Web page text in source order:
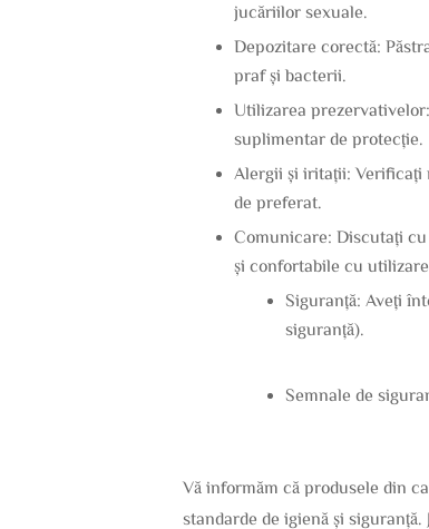
jucăriilor sexuale.
Depozitare corectă:
praf și bacterii.
Utilizarea
suplimentar de protecție.
Alergii și iritații:
de preferat.
Comunicare: Discutați
și confortabile cu
Siguranță: Aveți
siguranță).
Semnale de
Vă informăm că produsele din
standarde de igienă și